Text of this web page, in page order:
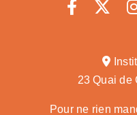
23 Quai de
Pour ne rien